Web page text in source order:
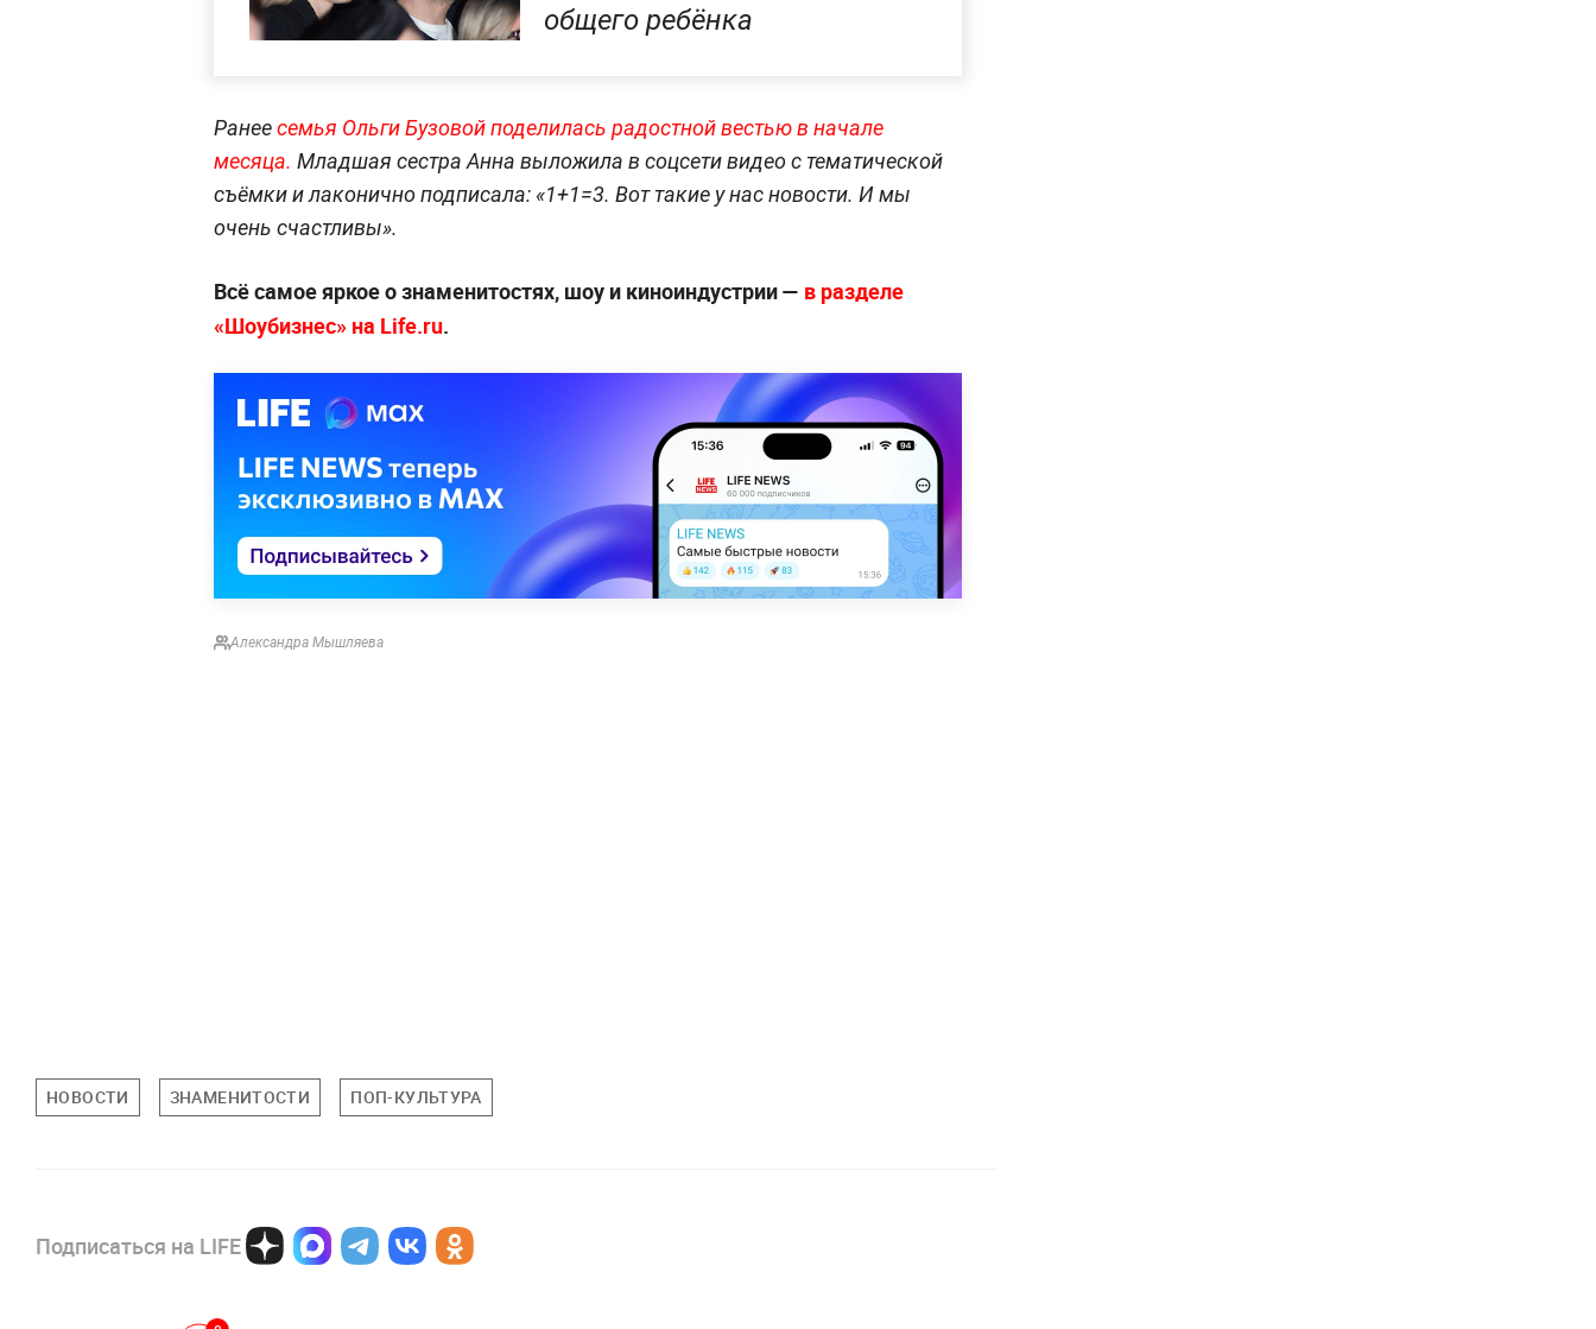
общего ребёнка
Ранеесемья Ольги Бузовой поделилась радостной вестью в начале
месяца. Младшая сестра Анна выложила в соцсети видео с тематической
съёмки и лаконично подписала: «1+1=3. Вот такие у нас новости. И мы
очень счастливы».
Всё самое яркое о знаменитостях, шоу и киноиндустрии — в разделе
«Шоубизнес» на Life.ru.
Александра Мышляева
НОВОСТИ ЗНАМЕНИТОСТИ ПОП-КУЛЬТУРА
Подписаться на LIFE